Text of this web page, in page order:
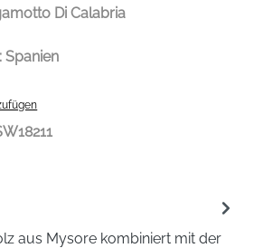
Di Calabria
Spanien
aus Mysore kombiniert mit der